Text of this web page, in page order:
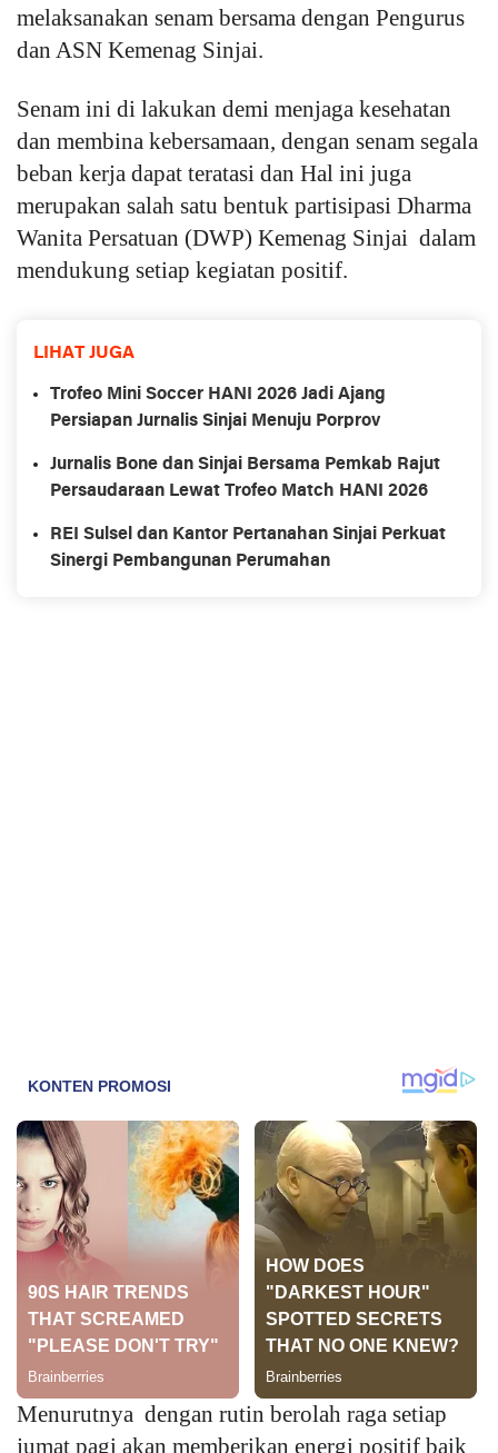
melaksanakan senam bersama dengan Pengurus
dan ASN Kemenag Sinjai.
Senam ini di lakukan demi menjaga kesehatan
dan membina kebersamaan, dengan senam segala
beban kerja dapat teratasi dan Hal ini juga
merupakan salah satu bentuk partisipasi Dharma
Wanita Persatuan (DWP) Kemenag Sinjai dalam
mendukung setiap kegiatan positif.
LIHAT JUGA
Trofeo Mini Soccer HANI 2026 Jadi Ajang
Persiapan Jurnalis Sinjai Menuju Porprov
Jurnalis Bone dan Sinjai Bersama Pemkab Rajut
Persaudaraan Lewat Trofeo Match HANI 2026
REI Sulsel dan Kantor Pertanahan Sinjai Perkuat
Sinergi Pembangunan Perumahan
Menurutnya dengan rutin berolah raga setiap
jumat pagi akan memberikan energi positif baik